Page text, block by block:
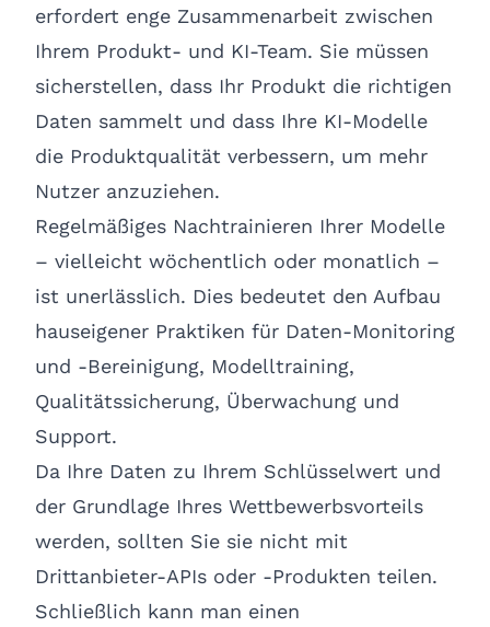
erfordert enge Zusammenarbeit zwischen
Ihrem Produkt- und KI-Team. Sie müssen
sicherstellen, dass Ihr Produkt die richtigen
Daten sammelt und dass Ihre KI-Modelle
die Produktqualität verbessern, um mehr
Nutzer anzuziehen.
Regelmäßiges Nachtrainieren Ihrer Modelle
– vielleicht wöchentlich oder monatlich –
ist unerlässlich. Dies bedeutet den Aufbau
hauseigener Praktiken für Daten-Monitoring
und -Bereinigung, Modelltraining,
Qualitätssicherung, Überwachung und
Support.
Da Ihre Daten zu Ihrem Schlüsselwert und
der Grundlage Ihres Wettbewerbsvorteils
werden, sollten Sie sie nicht mit
Drittanbieter-APIs oder -Produkten teilen.
Schließlich kann man einen